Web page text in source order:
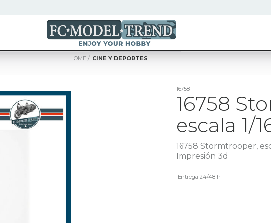
HOME CINE Y DEPORTES
16758
16758
escala 1/
16758 Stormtrooper,
Impresión 3d
Entrega 24/48 h